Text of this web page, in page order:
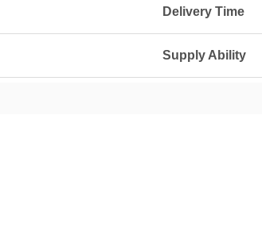
Delivery Time
Supply Ability